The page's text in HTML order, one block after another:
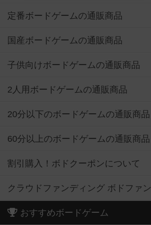
定番ボードゲームの通販商品
国産ボードゲームの通販商品
子供向けボードゲームの通販商品
2人用ボードゲームの通販商品
20分以下のボードゲームの通販商品
60分以上のボードゲームの通販商品
割引購入！ボドクーポンについて
クラウドファンディング ボドファン
おすすめボードゲーム